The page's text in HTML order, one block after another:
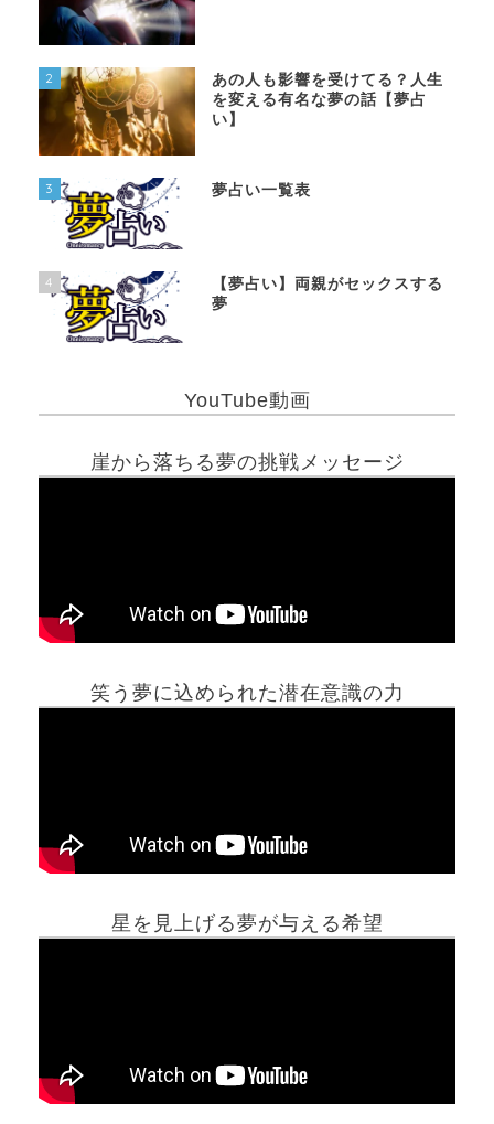
2
あの人も影響を受けてる？人生
を変える有名な夢の話【夢占
い】
3 夢占い一覧表
4
【夢占い】両親がセックスする
夢
YouTube動画
崖から落ちる夢の挑戦メッセージ
笑う夢に込められた潜在意識の力
星を見上げる夢が与える希望
ホーム
最新記事動画